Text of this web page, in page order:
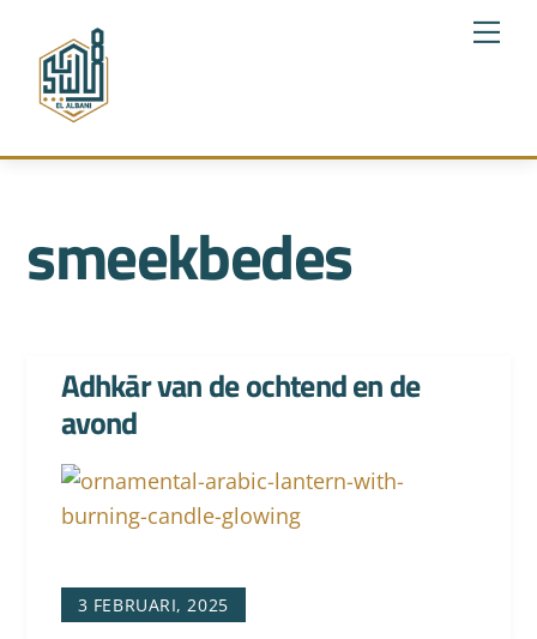
content
smeekbedes
3 FEBRUARI, 2025
Adhkār van de ochtend en de
avond